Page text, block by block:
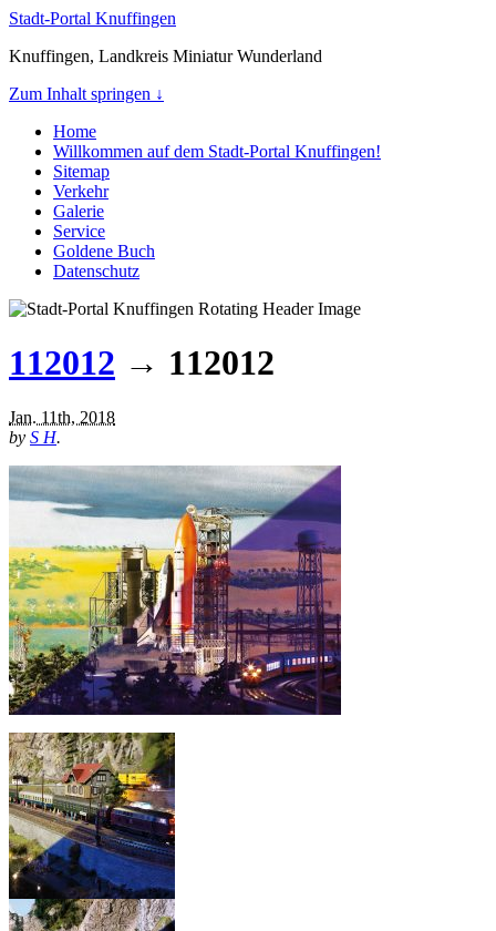
Stadt-Portal Knuffingen
Knuffingen, Landkreis Miniatur Wunderland
Zum Inhalt springen ↓
Home
Willkommen auf dem Stadt-Portal Knuffingen!
Sitemap
Verkehr
Galerie
Service
Goldene Buch
Datenschutz
112012 → 112012
Jan. 11th, 2018
by S H.